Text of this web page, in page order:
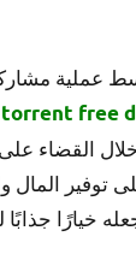
عملية
torrent free
القضاء على
المال
خيارًا جذابًا